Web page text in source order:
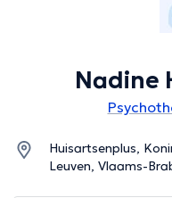
Nadine
Huisartsenplus,
Leuven, Vlaams-